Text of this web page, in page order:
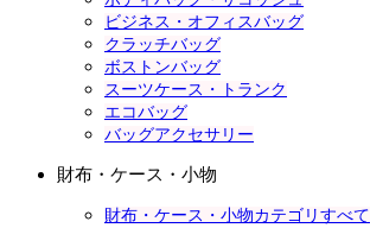
ビジネス・オフィスバッグ
クラッチバッグ
ボストンバッグ
スーツケース・トランク
エコバッグ
バッグアクセサリー
財布・ケース・小物
財布・ケース・小物カテゴリすべて